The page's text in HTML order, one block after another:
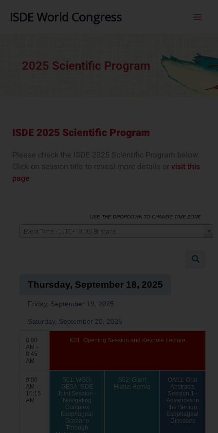
ISDE World Congress
2025 Scientific Program
ISDE 2025 Scientific Program
Please check the ISDE 2025 Scientific Program below.
Click on session title to reveal more details or visit this
page